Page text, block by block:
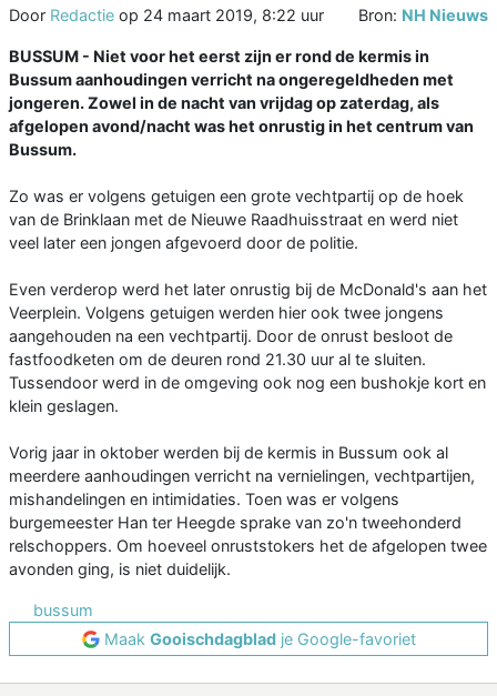
Door Redactie op 24 maart 2019, 8:22 uur Bron: NH Nieuws
BUSSUM - Niet voor het eerst zijn er rond de kermis in
Bussum aanhoudingen verricht na ongeregeldheden met
jongeren. Zowel in de nacht van vrijdag op zaterdag, als
afgelopen avond/nacht was het onrustig in het centrum van
Bussum.
Zo was er volgens getuigen een grote vechtpartij op de hoek
van de Brinklaan met de Nieuwe Raadhuisstraat en werd niet
veel later een jongen afgevoerd door de politie.
Even verderop werd het later onrustig bij de McDonald's aan het
Veerplein. Volgens getuigen werden hier ook twee jongens
aangehouden na een vechtpartij. Door de onrust besloot de
fastfoodketen om de deuren rond 21.30 uur al te sluiten.
Tussendoor werd in de omgeving ook nog een bushokje kort en
klein geslagen.
Vorig jaar in oktober werden bij de kermis in Bussum ook al
meerdere aanhoudingen verricht na vernielingen, vechtpartijen,
mishandelingen en intimidaties. Toen was er volgens
burgemeester Han ter Heegde sprake van zo'n tweehonderd
relschoppers. Om hoeveel onruststokers het de afgelopen twee
avonden ging, is niet duidelijk.
bussum
Maak Gooischdagbladje Google-favoriet